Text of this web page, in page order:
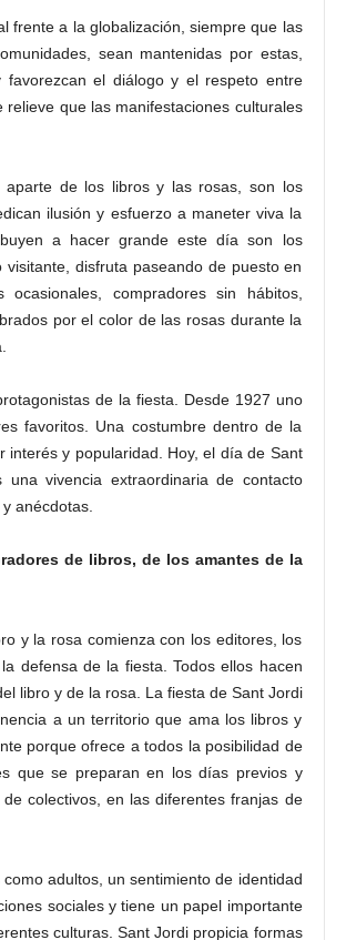
frente a la globalización, siempre que las
sean mantenidas por estas,
el diálogo y el respeto entre
que las manifestaciones culturales
aparte de los libros y las rosas, son los
ilusión y esfuerzo a maneter viva la
a hacer grande este día son los
disfruta paseando de puesto en
compradores sin hábitos,
por el color de las rosas durante la
de la fiesta. Desde 1927 uno
favoritos. Una costumbre dentro de la
y popularidad. Hoy, el día de Sant
vivencia extraordinaria de contacto
anécdotas.
de libros, de los amantes de la
y la rosa comienza con los editores, los
defensa de la fiesta. Todos ellos hacen
libro y de la rosa. La fiesta de Sant Jordi
a un territorio que ama los libros y
porque ofrece a todos la posibilidad de
que se preparan en los días previos y
colectivos, en las diferentes franjas de
adultos, un sentimiento de identidad
sociales y tiene un papel importante
culturas. Sant Jordi propicia formas